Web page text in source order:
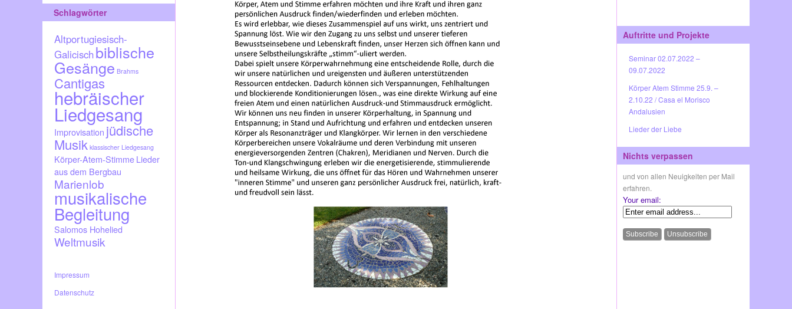
Schlagwörter
Altportugiesisch-
Galicischbiblische
Gesänge Brahms
Cantigas
hebräischer
Liedgesang
Improvisation jüdische
Musik klassischer Liedgesang
Körper-Atem-StimmeLieder
aus dem Bergbau
Marienlob
musikalische
Begleitung
Salomos Hohelied
Weltmusik
Impressum
Datenschutz
Auftritte und Projekte
Seminar 02.07.2022 –
09.07.2022
Körper Atem Stimme 25.9. –
2.10.22 / Casa el Morisco
Andalusien
Lieder der Liebe
Nichts verpassen
und von allen Neuigkeiten per Mail
erfahren.
Your email: